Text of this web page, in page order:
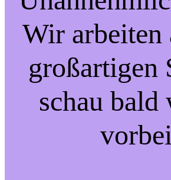
Wir arbeiten
großartigen
schau bald